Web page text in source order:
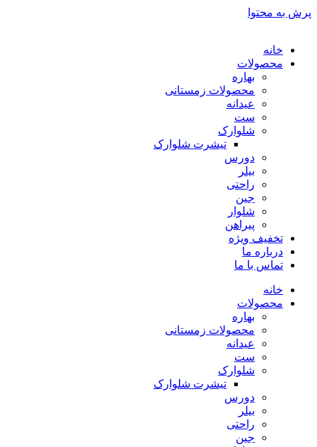
پرش به محتوا
خانه
محصولات
بهاره
محصولات زمستانی
عیدانه
ست
شلوارک
تیشرت شلوارک
دورس
بیلر
راحتی
جین
شلوار
پیراهن
تخفیف ویژه
درباره ما
تماس با ما
خانه
محصولات
بهاره
محصولات زمستانی
عیدانه
ست
شلوارک
تیشرت شلوارک
دورس
بیلر
راحتی
جین